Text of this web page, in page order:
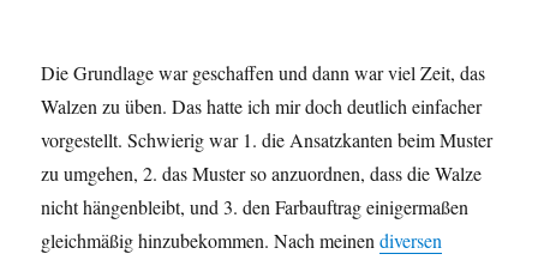
Die Grundlage war geschaffen und dann war viel Zeit, das
Walzen zu üben. Das hatte ich mir doch deutlich einfacher
vorgestellt. Schwierig war 1. die Ansatzkanten beim Muster
zu umgehen, 2. das Muster so anzuordnen, dass die Walze
nicht hängenbleibt, und 3. den Farbauftrag einigermaßen
gleichmäßig hinzubekommen. Nach meinendiversen